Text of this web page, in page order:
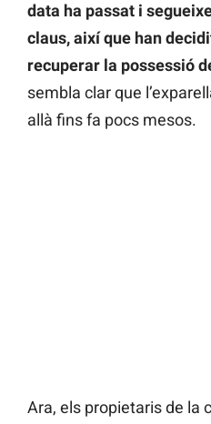
data ha passat i
claus, així que han
recuperar la possessió
sembla clar que
allà fins fa pocs mesos.
Ara, els propietaris de la